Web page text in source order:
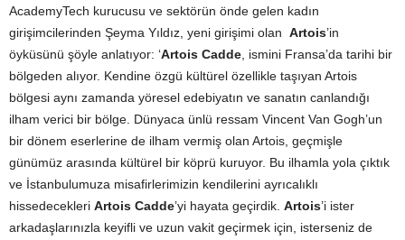
AcademyTech kurucusu ve sektörün önde gelen kadın
girişimcilerinden Şeyma Yıldız, yeni girişimi olan Artois’in
öyküsünü şöyle anlatıyor: ‘Artois Cadde , ismini Fransa’da tarihi bir
bölgeden alıyor. Kendine özgü kültürel özellikle taşıyan Artois
bölgesi aynı zamanda yöresel edebiyatın ve sanatın canlandığı
ilham verici bir bölge. Dünyaca ünlü ressam Vincent Van Gogh’un
bir dönem eserlerine de ilham vermiş olan Artois, geçmişle
günümüz arasında kültürel bir köprü kuruyor. Bu ilhamla yola çıktık
ve İstanbulumuza misafirlerimizin kendilerini ayrıcalıklı
hissedecekleri Artois Cadde’yi hayata geçirdik. Artois’i ister
arkadaşlarınızla keyifli ve uzun vakit geçirmek için, isterseniz de